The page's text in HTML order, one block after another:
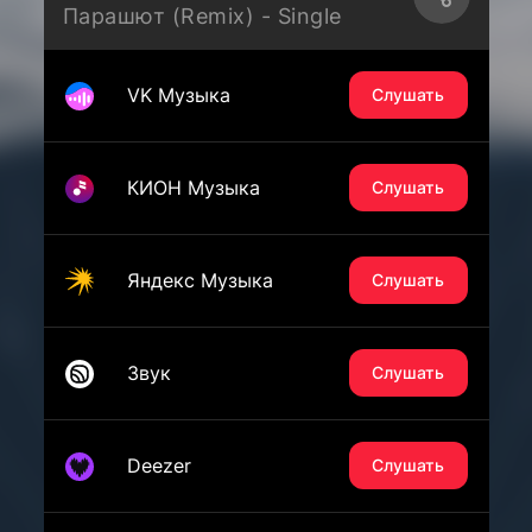
Парашют (Remix) - Single
VK Музыка Слушать
КИОН Музыка Слушать
Яндекс Музыка Слушать
Звук Слушать
Deezer Слушать